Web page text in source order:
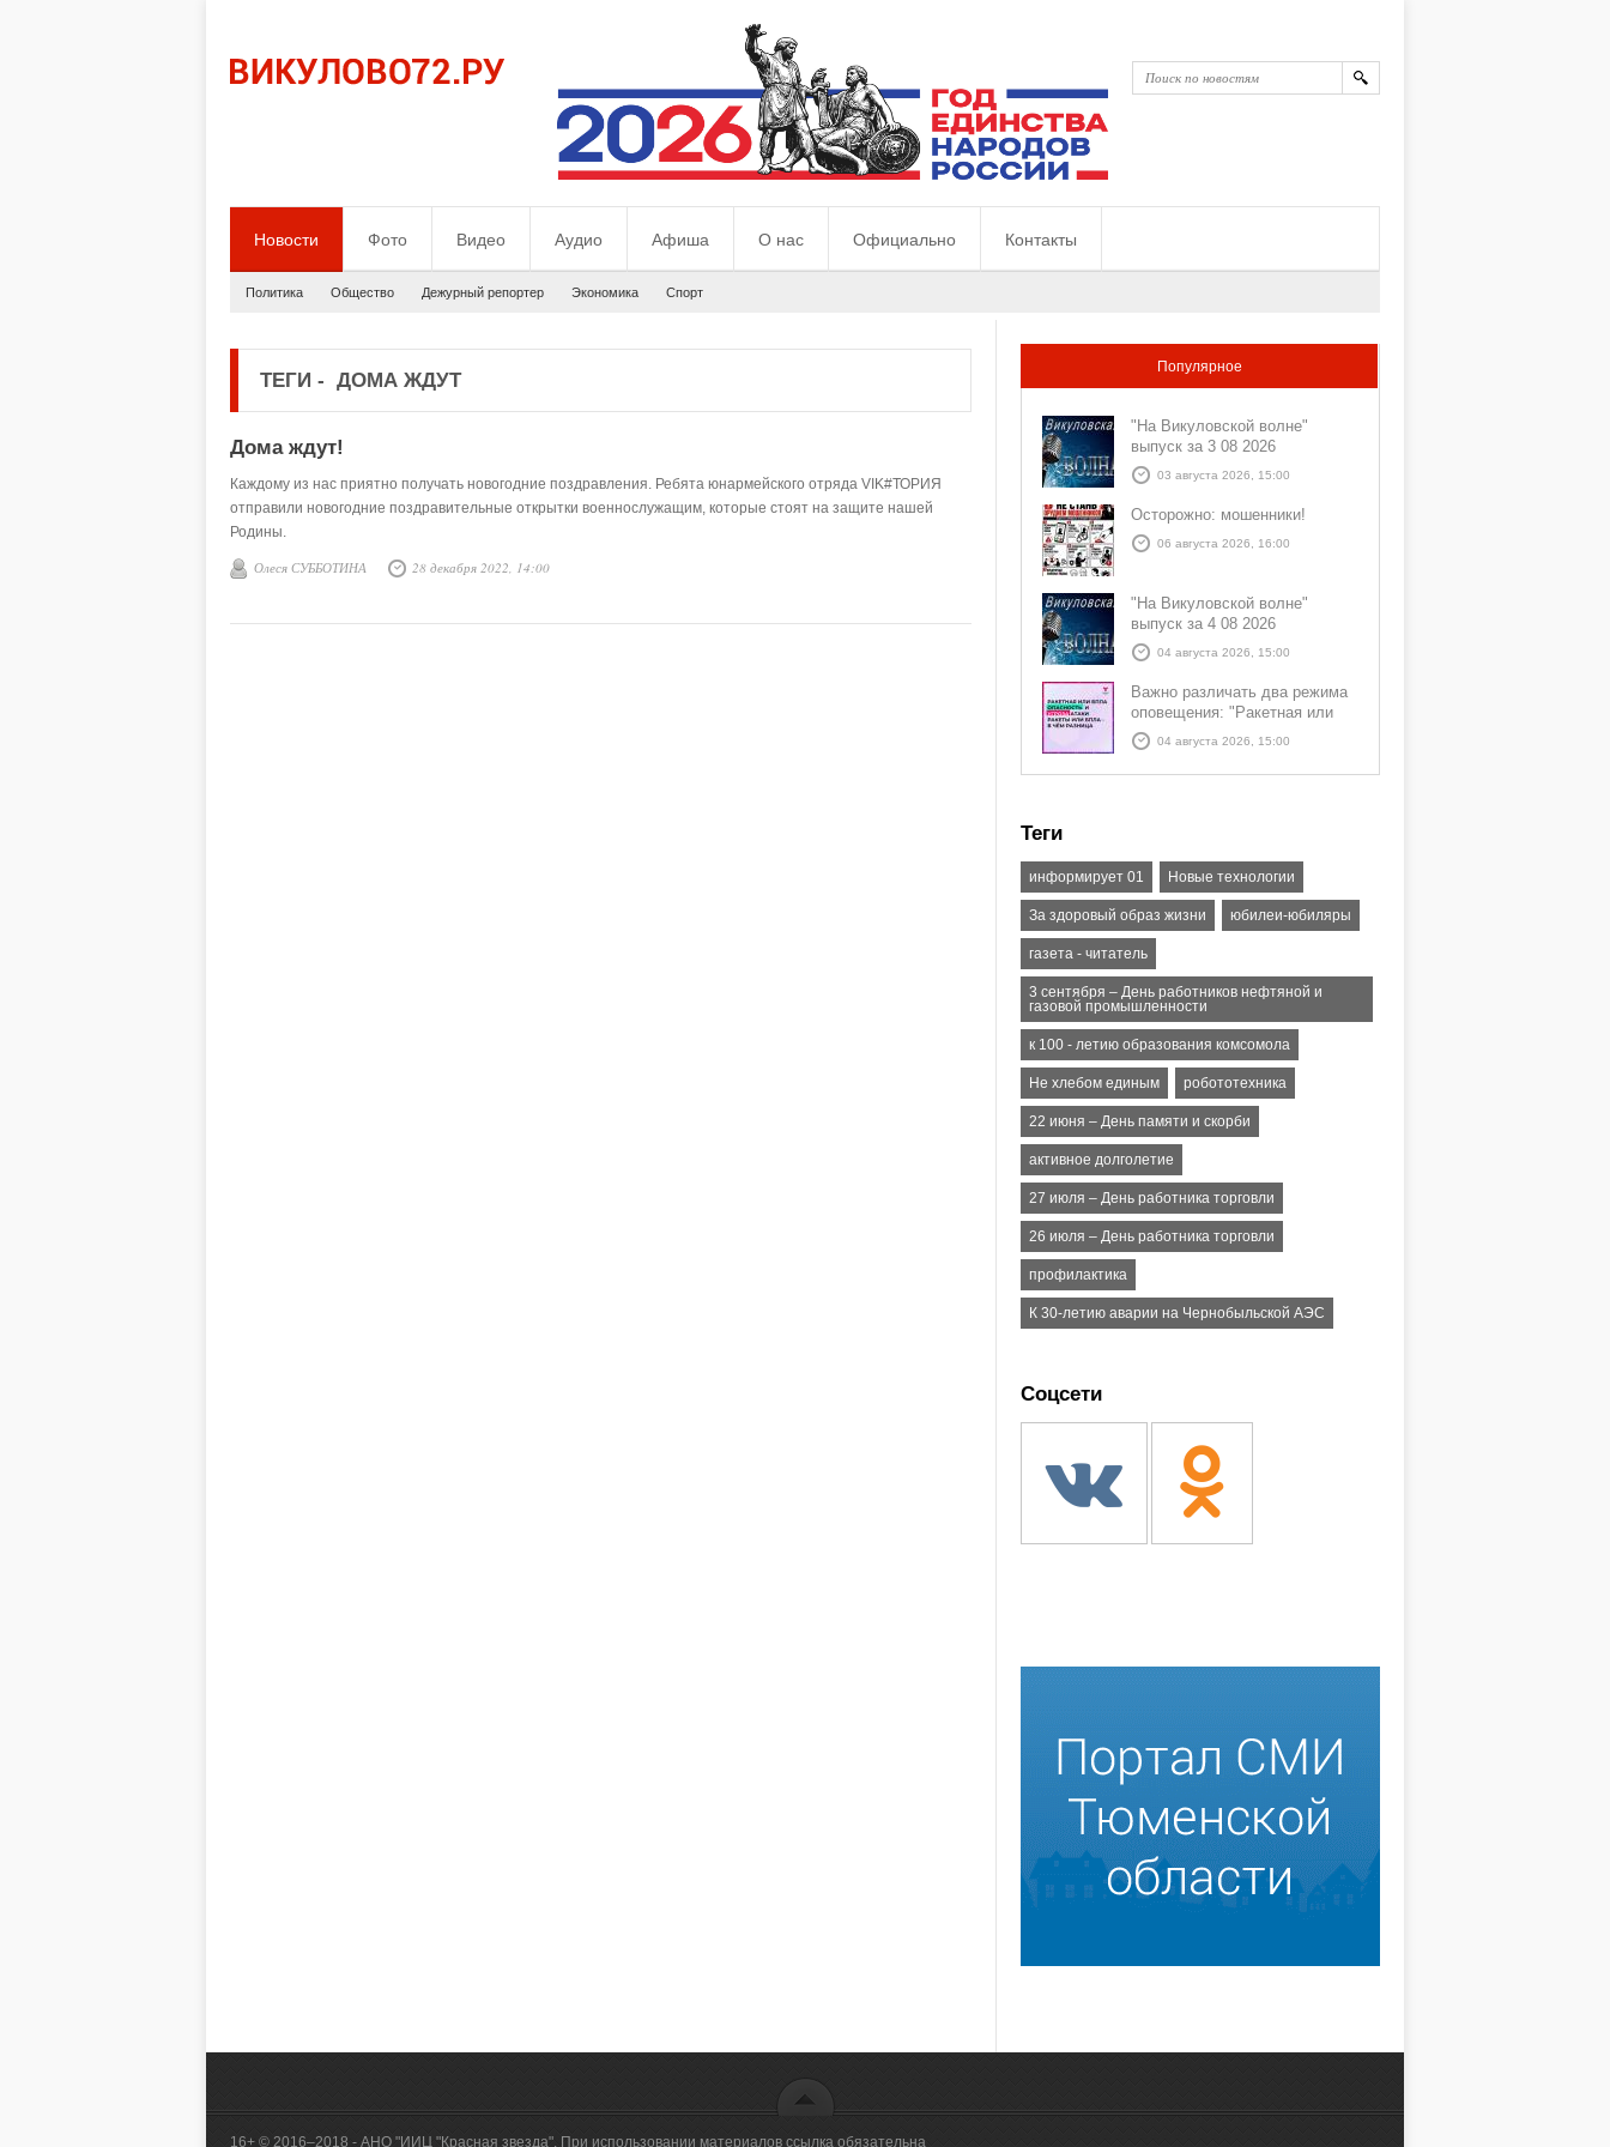
Новости Фото Видео Аудио Афиша О нас Официально Контакты
Политика Общество Дежурный репортер Экономика Спорт
ТЕГИ - ДОМА ЖДУТ
Дома ждут!
Каждому из нас приятно получать новогодние поздравления. Ребята юнармейского отряда VIK#ТОРИЯ
отправили новогодние поздравительные открытки военнослужащим, которые стоят на защите нашей
Родины.
Олеся СУББОТИНА 28 декабря 2022, 14:00
Популярное
"На Викуловской волне"
выпуск за 3 08 2026
03 августа 2026, 15:00
Осторожно: мошенники!
06 августа 2026, 16:00
"На Викуловской волне"
выпуск за 4 08 2026
04 августа 2026, 15:00
Важно различать два режима
оповещения: "Ракетная или
БПЛА опасность" и "Угроза
атаки ракеты или БПЛА"
04 августа 2026, 15:00
Теги
информирует 01 Новые технологии
За здоровый образ жизни юбилеи-юбиляры
газета - читатель
3 сентября – День работников нефтяной и
газовой промышленности
к 100 - летию образования комсомола
Не хлебом единым робототехника
22 июня – День памяти и скорби
активное долголетие
27 июля – День работника торговли
26 июля – День работника торговли
профилактика
К 30-летию аварии на Чернобыльской АЭС
Соцсети
16+ © 2016–2018 - АНО "ИИЦ "Красная звезда". При использовании материалов ссылка обязательна